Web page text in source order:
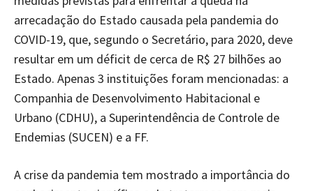
arrecadação do Estado causada pela pandemia do
COVID-19, que, segundo o Secretário, para 2020, deve
resultar em um déficit de cerca de R$ 27 bilhões ao
Estado. Apenas 3 instituições foram mencionadas: a
Companhia de Desenvolvimento Habitacional e
Urbano (CDHU), a Superintendência de Controle de
Endemias (SUCEN) e a FF.
A crise da pandemia tem mostrado a importância do